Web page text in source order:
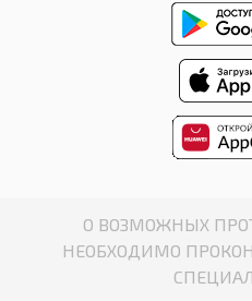
О ВОЗМОЖНЫХ
НЕОБХОДИМО